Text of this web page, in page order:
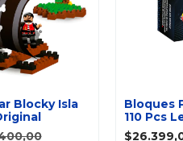
Blocky Isla
Bloques
110 Pcs